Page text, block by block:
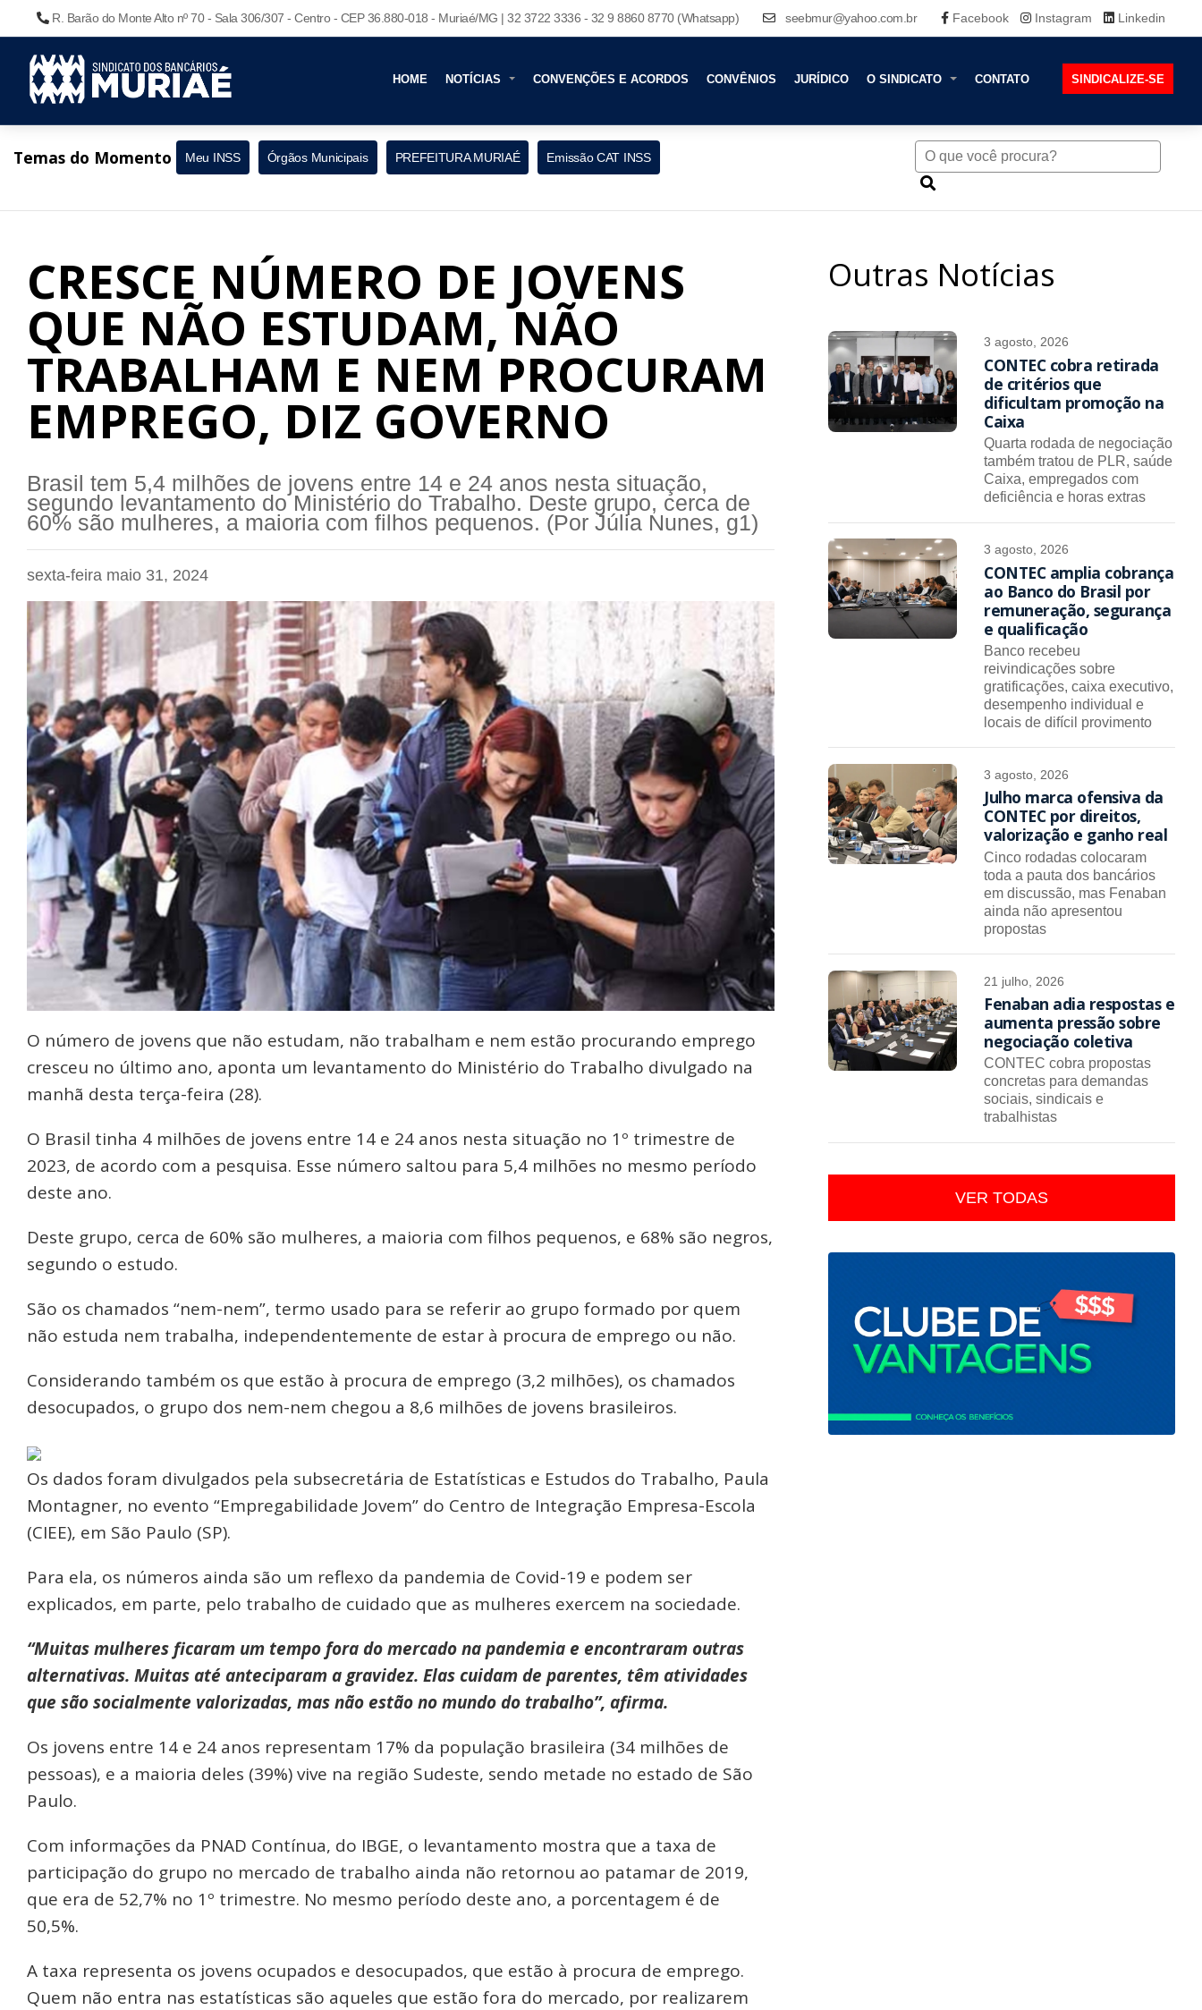
R. Barão do Monte Alto nº 70 - Sala 306/307 - Centro - CEP 36.880-018 - Muriaé/MG | 32 3722 3336 - 32 9 8860 8770 (Whatsapp) seebmur@yahoo.com.br Facebook Instagram Linkedin
HOME NOTÍCIAS CONVENÇÕES E ACORDOS CONVÊNIOS JURÍDICO O SINDICATO CONTATO SINDICALIZE-SE
Temas do Momento Meu INSS Órgãos Municipais PREFEITURA MURIAÉ Emissão CAT INSS
CRESCE NÚMERO DE JOVENS
QUE NÃO ESTUDAM, NÃO
TRABALHAM E NEM PROCURAM
EMPREGO, DIZ GOVERNO
Brasil tem 5,4 milhões de jovens entre 14 e 24 anos nesta situação,
segundo levantamento do Ministério do Trabalho. Deste grupo, cerca de
60% são mulheres, a maioria com filhos pequenos. (Por Júlia Nunes, g1)
sexta-feira maio 31, 2024
O número de jovens que não estudam, não trabalham e nem estão procurando emprego
cresceu no último ano, aponta um levantamento do Ministério do Trabalho divulgado na
manhã desta terça-feira (28).
O Brasil tinha 4 milhões de jovens entre 14 e 24 anos nesta situação no 1º trimestre de
2023, de acordo com a pesquisa. Esse número saltou para 5,4 milhões no mesmo período
deste ano.
Deste grupo, cerca de 60% são mulheres, a maioria com filhos pequenos, e 68% são negros,
segundo o estudo.
São os chamados “nem-nem”, termo usado para se referir ao grupo formado por quem
não estuda nem trabalha, independentemente de estar à procura de emprego ou não.
Considerando também os que estão à procura de emprego (3,2 milhões), os chamados
desocupados, o grupo dos nem-nem chegou a 8,6 milhões de jovens brasileiros.
Os dados foram divulgados pela subsecretária de Estatísticas e Estudos do Trabalho, Paula
Montagner, no evento “Empregabilidade Jovem” do Centro de Integração Empresa-Escola
(CIEE), em São Paulo (SP).
Para ela, os números ainda são um reflexo da pandemia de Covid-19 e podem ser
explicados, em parte, pelo trabalho de cuidado que as mulheres exercem na sociedade.
“Muitas mulheres ficaram um tempo fora do mercado na pandemia e encontraram outras
alternativas. Muitas até anteciparam a gravidez. Elas cuidam de parentes, têm atividades
que são socialmente valorizadas, mas não estão no mundo do trabalho”, afirma.
Os jovens entre 14 e 24 anos representam 17% da população brasileira (34 milhões de
pessoas), e a maioria deles (39%) vive na região Sudeste, sendo metade no estado de São
Paulo.
Com informações da PNAD Contínua, do IBGE, o levantamento mostra que a taxa de
participação do grupo no mercado de trabalho ainda não retornou ao patamar de 2019,
que era de 52,7% no 1º trimestre. No mesmo período deste ano, a porcentagem é de
50,5%.
A taxa representa os jovens ocupados e desocupados, que estão à procura de emprego.
Quem não entra nas estatísticas são aqueles que estão fora do mercado, por realizarem
Outras Notícias
3 agosto, 2026
CONTEC cobra retirada
de critérios que
dificultam promoção na
Caixa
Quarta rodada de negociação
também tratou de PLR, saúde
Caixa, empregados com
deficiência e horas extras
3 agosto, 2026
CONTEC amplia cobrança
ao Banco do Brasil por
remuneração, segurança
e qualificação
Banco recebeu
reivindicações sobre
gratificações, caixa executivo,
desempenho individual e
locais de difícil provimento
3 agosto, 2026
Julho marca ofensiva da
CONTEC por direitos,
valorização e ganho real
Cinco rodadas colocaram
toda a pauta dos bancários
em discussão, mas Fenaban
ainda não apresentou
propostas
21 julho, 2026
Fenaban adia respostas e
aumenta pressão sobre
negociação coletiva
CONTEC cobra propostas
concretas para demandas
sociais, sindicais e
trabalhistas
VER TODAS